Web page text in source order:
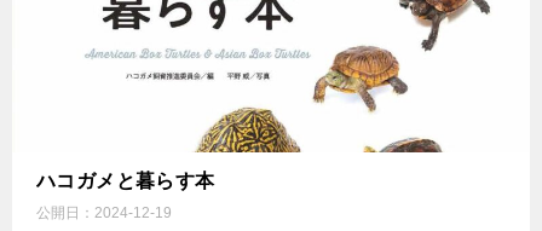
ハコガメと暮らす本
公開日： 2024-12-19